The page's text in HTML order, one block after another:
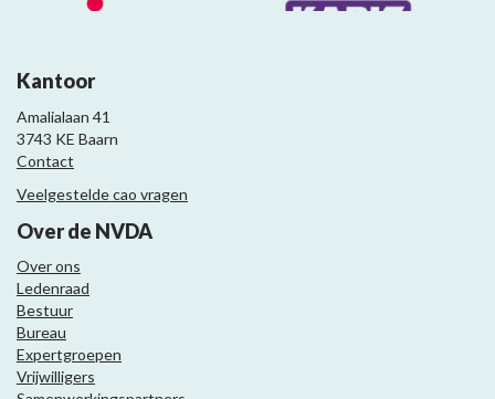
Kantoor
Amalialaan 41
3743 KE Baarn
Contact
Veelgestelde cao vragen
Over de NVDA
Over ons
Ledenraad
Bestuur
Bureau
Expertgroepen
Vrijwilligers